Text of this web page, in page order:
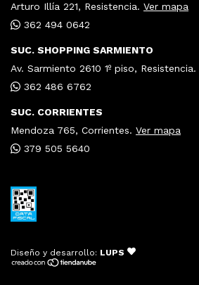
Arturo Illía 221, Resistencia. Ver mapa
362 494 0642
SUC. SHOPPING SARMIENTO
Av. Sarmiento 2610 1º piso, Resistencia.
362 486 6762
SUC. CORRIENTES
Mendoza 765, Corrientes. Ver mapa
379 505 5640
Diseño y desarrollo: LUPS